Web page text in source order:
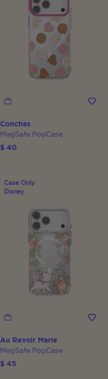
Conchas
MagSafe PopCase
$ 40
Case Only
Disney
Au Revoir Marie
MagSafe PopCase
$ 45